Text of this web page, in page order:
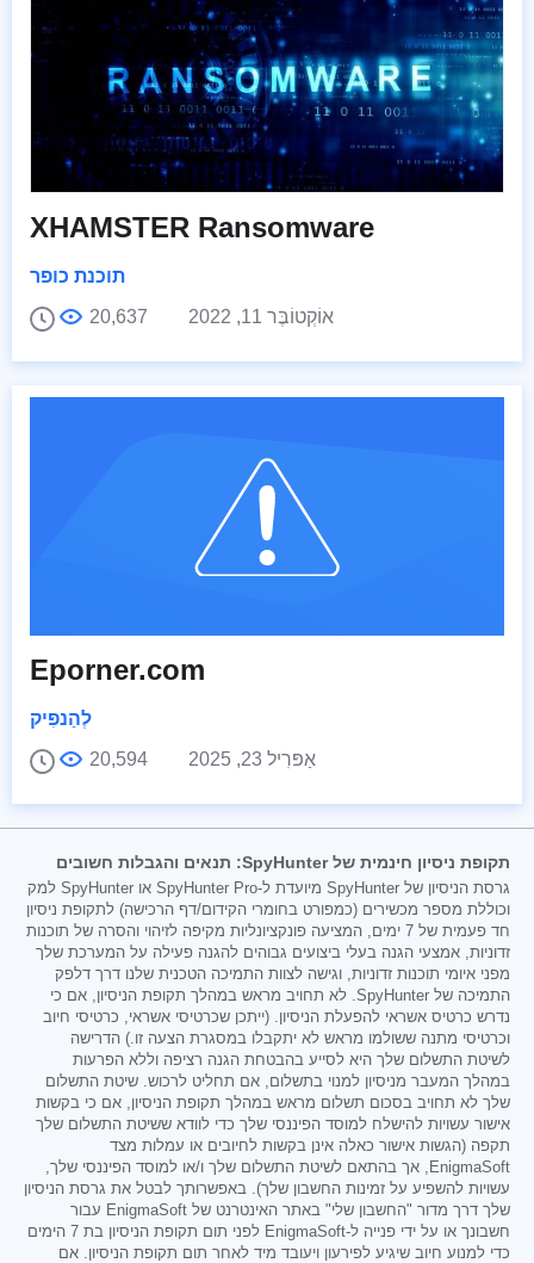
XHAMSTER Ransomware
תוכנת כופר
אוֹקְטוֹבֶּר 11, 2022
20,637
Eporner.com
לְהַנפִּיק
אַפּרִיל 23, 2025
20,594
תקופת ניסיון חינמית של SpyHunter: תנאים והגבלות חשובים
גרסת הניסיון של SpyHunter מיועדת ל-SpyHunter Pro או SpyHunter למק
וכוללת מספר מכשירים (כמפורט בחומרי הקידום/דף הרכישה) לתקופת ניסיון
חד פעמית של 7 ימים, המציעה פונקציונליות מקיפה לזיהוי והסרה של תוכנות
זדוניות, אמצעי הגנה בעלי ביצועים גבוהים להגנה פעילה על המערכת שלך
מפני איומי תוכנות זדוניות, וגישה לצוות התמיכה הטכנית שלנו דרך דלפק
התמיכה של SpyHunter. לא תחויב מראש במהלך תקופת הניסיון, אם כי
נדרש כרטיס אשראי להפעלת הניסיון. (ייתכן שכרטיסי אשראי, כרטיסי חיוב
וכרטיסי מתנה ששולמו מראש לא יתקבלו במסגרת הצעה זו.) הדרישה
לשיטת התשלום שלך היא לסייע בהבטחת הגנה רציפה וללא הפרעות
במהלך המעבר מניסיון למנוי בתשלום, אם תחליט לרכוש. שיטת התשלום
שלך לא תחויב בסכום תשלום מראש במהלך תקופת הניסיון, אם כי בקשות
אישור עשויות להישלח למוסד הפיננסי שלך כדי לוודא ששיטת התשלום שלך
תקפה (הגשות אישור כאלה אינן בקשות לחיובים או עמלות מצד
EnigmaSoft, אך בהתאם לשיטת התשלום שלך ו/או למוסד הפיננסי שלך,
עשויות להשפיע על זמינות החשבון שלך). באפשרותך לבטל את גרסת הניסיון
שלך דרך מדור "החשבון שלי" באתר האינטרנט של EnigmaSoft עבור
חשבונך או על ידי פנייה ל-EnigmaSoft לפני תום תקופת הניסיון בת 7 הימים
כדי למנוע חיוב שיגיע לפירעון ויעובד מיד לאחר תום תקופת הניסיון. אם